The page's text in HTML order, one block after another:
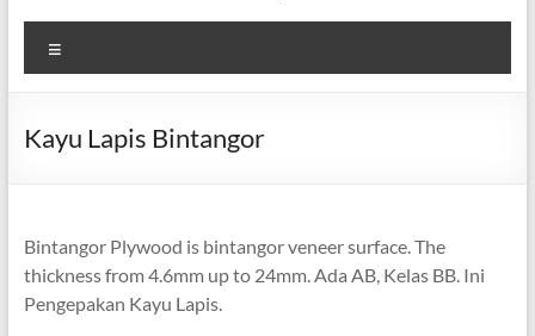
bisa
Kayu Lapis Bintangor
Bintangor Plywood is bintangor veneer surface.The
thickness from 4.6mm up to 24mm. Ada AB, Kelas BB. Ini
Pengepakan Kayu Lapis.